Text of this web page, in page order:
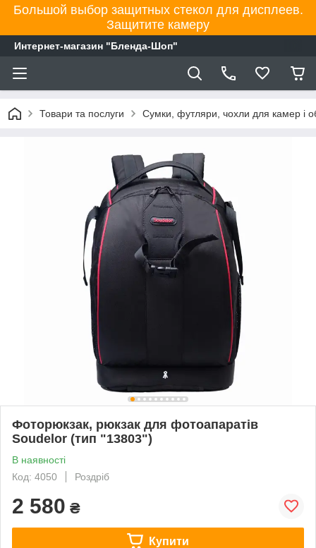
Большой выбор защитных стекол для дисплеев.
Защитите камеру
Интернет-магазин "Бленда-Шоп"
Товари та послуги Сумки, футляри, чохли для камер і
Фоторюкзак, рюкзак для фотоапаратів
Soudelor (тип "13803")
В наявності
Код: 4050
Роздріб
2 580 ₴
Купити